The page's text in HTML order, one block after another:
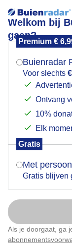
Welkom bij
gaan?
Premium €
Buienradar
Voor slechts
Ontvang
10%
Elk
Gratis
Met
Gratis blijven
Als je doorgaat, ga
Voorjaar
Beemster in bloei
Door: Wilma Van
Mogen
Indien je hier
verschijnt er
Is